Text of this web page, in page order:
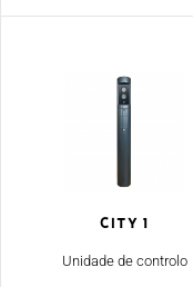
CITY 1
Unidade de controlo